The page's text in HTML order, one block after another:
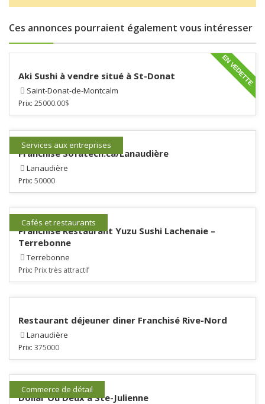
Ces annonces pourraient également vous intéresser
EN VEDETTE
Aki Sushi à vendre situé à St-Donat
Saint-Donat-de-Montcalm
Prix: 25000.00$
Services aux entreprises
Franchise Sofatech.ca/Lanaudière
Lanaudière
Prix: 50000
Cafés et restaurants
Franchise Restaurant Yuzu Sushi Lachenaie –
Terrebonne
Terrebonne
Prix: Prix très attractif
Restaurant déjeuner diner Franchisé Rive-Nord
Lanaudière
Prix: 375000
Commerce de détail
Dollar Ou Deux à Ste-Julienne